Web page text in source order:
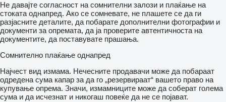
Не давајте согласност на сомнителни залози и плаќање на
стоката однапред. Ако се сомневате, не плашете се да ги
разјасните деталите, да побарате дополнителни фотографии и
документи за опремата, да ја проверите автентичноста на
документите, да поставувате прашања.
Сомнително плаќање однапред
Најчест вид измама. Нечесните продавачи може да побараат
одредена сума капар за да го „резервираат“ вашето право на
купување опрема. Значи, измамниците може да соберат голема
сума и да исчезнат и никогаш повеќе да не се појават.